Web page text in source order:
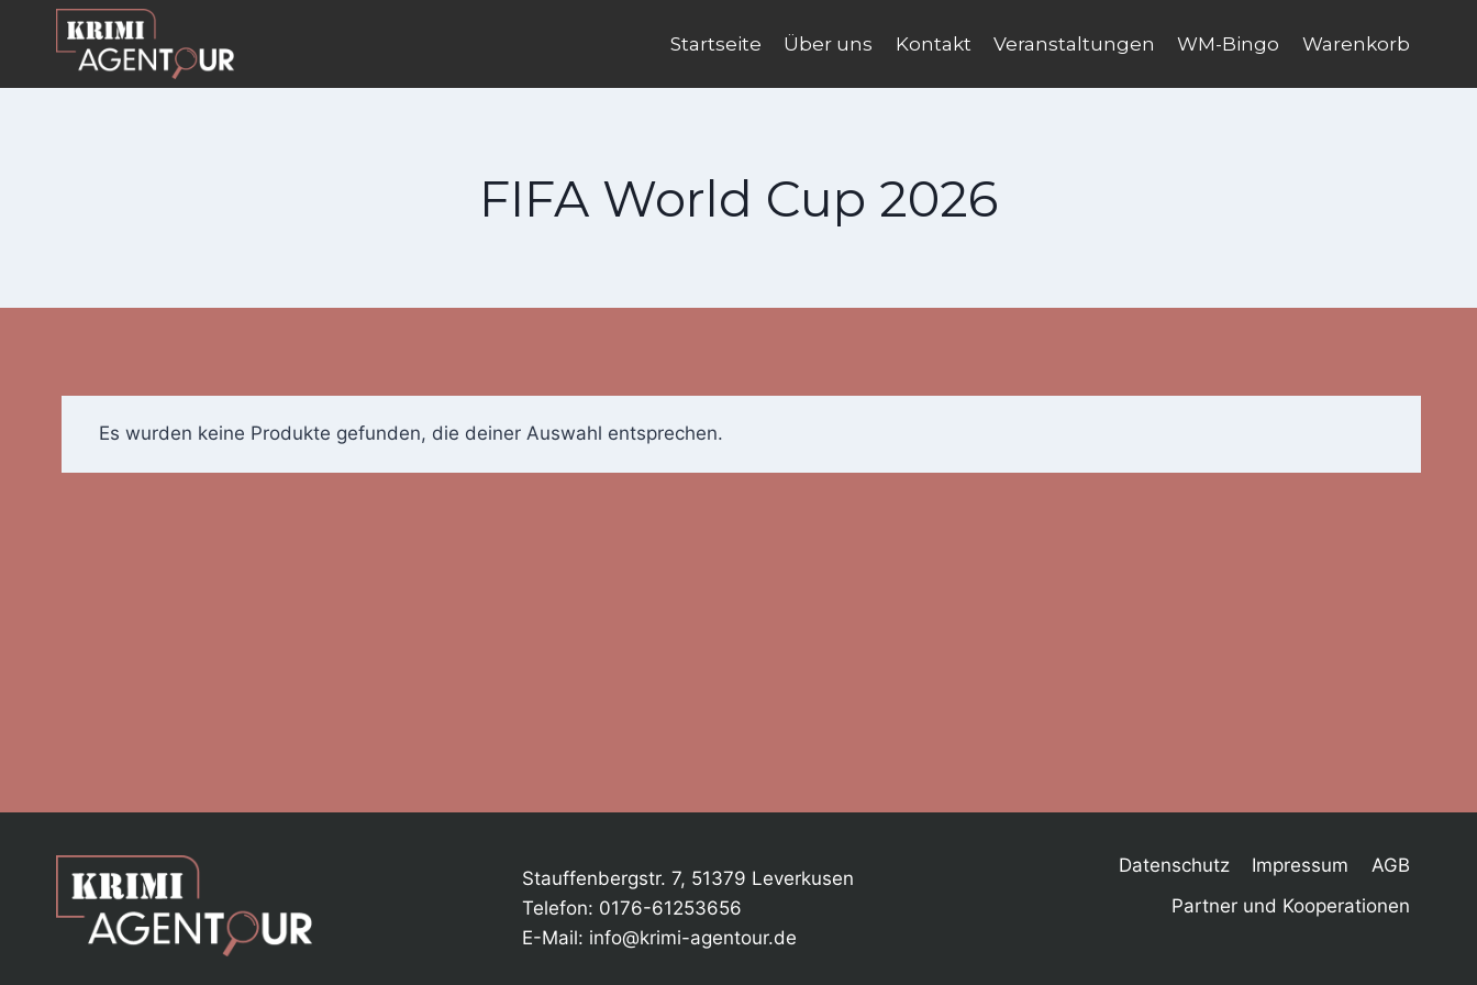
Startseite Über uns Kontakt Veranstaltungen WM-Bingo Warenkorb
FIFA World Cup 2026
Es wurden keine Produkte gefunden, die deiner Auswahl entsprechen.
Stauffenbergstr. 7, 51379 Leverkusen
Telefon: 0176-61253656
E-Mail: info@krimi-agentour.de
Datenschutz Impressum
AGB
Partner und Kooperationen